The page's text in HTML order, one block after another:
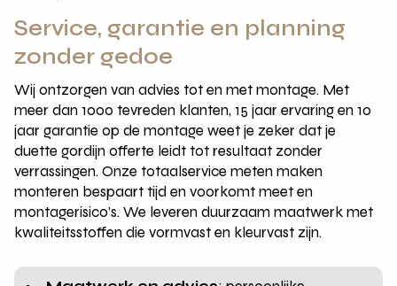
Service, garantie en planning
zonder gedoe
Wij ontzorgen van advies tot en met montage. Met
meer dan 1000 tevreden klanten, 15 jaar ervaring en 10
jaar garantie op de montage weet je zeker dat je
duette gordijn offerte leidt tot resultaat zonder
verrassingen. Onze totaalservice meten maken
monteren bespaart tijd en voorkomt meet en
montagerisico’s. We leveren duurzaam maatwerk met
kwaliteitsstoffen die vormvast en kleurvast zijn.